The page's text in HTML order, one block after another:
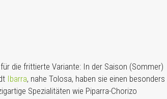
die frittierte Variante: In der Saison (Sommer)
Ibarra, nahe Tolosa, haben sie einen besonders
Spezialitäten wie Piparra-Chorizo